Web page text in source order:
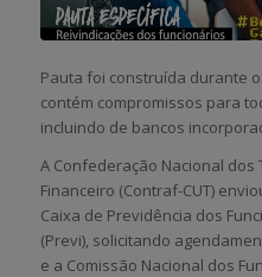
Pauta foi construída durante o
contém compromissos para
incluindo de bancos
A Confederação Nacional dos
Financeiro (Contraf-CUT)
Caixa de Previdência dos
(Previ), solicitando
e a Comissão Nacional dos